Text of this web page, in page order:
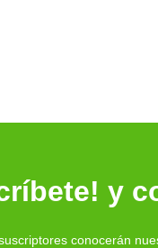
y
conocerán